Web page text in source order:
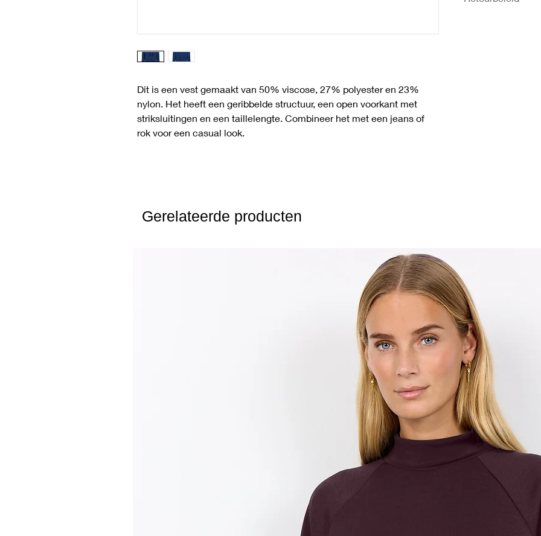
Dit is een vest gemaakt van 50% viscose, 27% polyester en 23%
nylon. Het heeft een geribbelde structuur, een open voorkant met
striksluitingen en een taillelengte. Combineer het met een jeans of
rok voor een casual look.
118
Gerelateerde producten